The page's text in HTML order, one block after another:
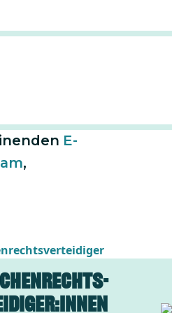
tätig ist.
E-
,